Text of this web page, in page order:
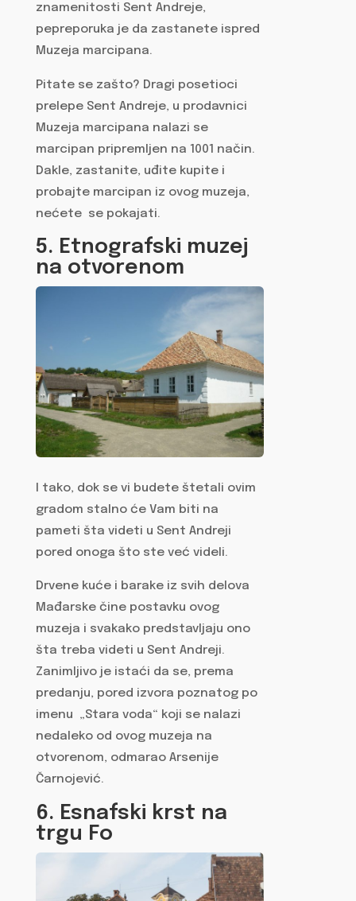
znamenitosti Sent Andreje,
pepreporuka je da zastanete ispred
Muzeja marcipana.
Pitate se zašto? Dragi posetioci
prelepe Sent Andreje, u prodavnici
Muzeja marcipana nalazi se
marcipan pripremljen na 1001 način.
Dakle, zastanite, uđite kupite i
probajte marcipan iz ovog muzeja,
nećete se pokajati.
5. Etnografski muzej
na otvorenom
I tako, dok se vi budete štetali ovim
gradom stalno će Vam biti na
pameti šta videti u Sent Andreji
pored onoga što ste već videli.
Drvene kuće i barake iz svih delova
Mađarske čine postavku ovog
muzeja i svakako predstavljaju ono
šta treba videti u Sent Andreji.
Zanimljivo je istaći da se, prema
predanju, pored izvora poznatog po
imenu „Stara voda“ koji se nalazi
nedaleko od ovog muzeja na
otvorenom, odmarao Arsenije
Čarnojević.
6. Esnafski krst na
trgu Fo